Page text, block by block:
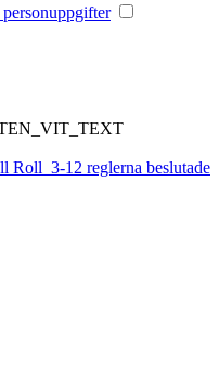
3-12 reglerna beslutade